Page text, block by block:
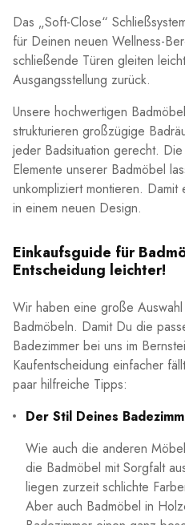
Das „Soft-Close“
für Deinen neuen Wellness-
schließende Türen gleiten
Ausgangsstellung zurück.
Unsere hochwertigen
strukturieren großzügige
jeder Badsituation gerecht.
Elemente unserer Badmöbel
unkompliziert montieren.
in einem neuen Design.
Einkaufsguide für
Entscheidung leichter!
Wir haben eine große
Badmöbeln. Damit Du die
Badezimmer bei uns im
Kaufentscheidung einfacher
paar hilfreiche Tipps:
Der Stil Deines
Wie auch die anderen
die Badmöbel mit Sorgfalt
liegen zurzeit schlichte
Aber auch Badmöbel in